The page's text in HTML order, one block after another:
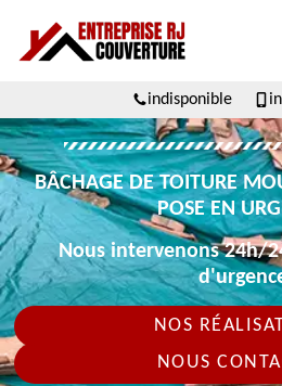
indisponible
BÂCHAGE DE TOITURE
POSE EN
Nous intervenons 24h/
NOS
NOUS